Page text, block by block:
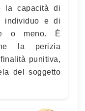
la capacità di
individuo e di
o meno. È
la perizia
punitiva,
del soggetto